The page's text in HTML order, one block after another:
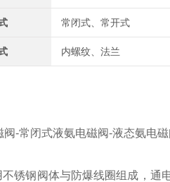
常闭式、常开式
内螺纹、法兰
-常闭式液氨电磁阀-液态氨电磁
锈钢阀体与防爆线圈组成，通